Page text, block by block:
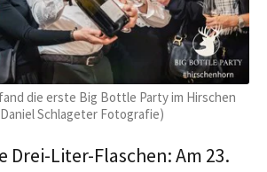
fand die erste Big Bottle Party im Hirschen
Schlageter Fotografie)
Drei-Liter-Flaschen: Am 23.